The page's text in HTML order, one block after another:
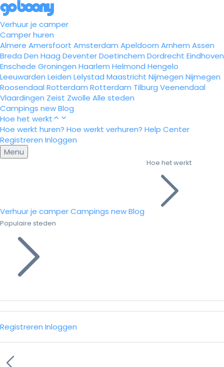
Verhuur je camper
Camper huren
Almere Amersfoort Amsterdam Apeldoorn Arnhem Assen
Breda Den Haag DeventerDoetinchem Dordrecht Eindhoven
Enschede Groningen Haarlem Helmond Hengelo
Leeuwarden Leiden Lelystad Maastricht Nijmegen Nijmegen
Roosendaal Rotterdam Rotterdam Tilburg Veenendaal
Vlaardingen Zeist Zwolle Alle steden
Campings newBlog
Hoe het werkt
Hoe werkt huren? Hoe werkt verhuren? Help Center
Registreren Inloggen
Menu
Verhuur je camperCampings newBlog
Hoe het werkt
Populaire steden
Registreren Inloggen